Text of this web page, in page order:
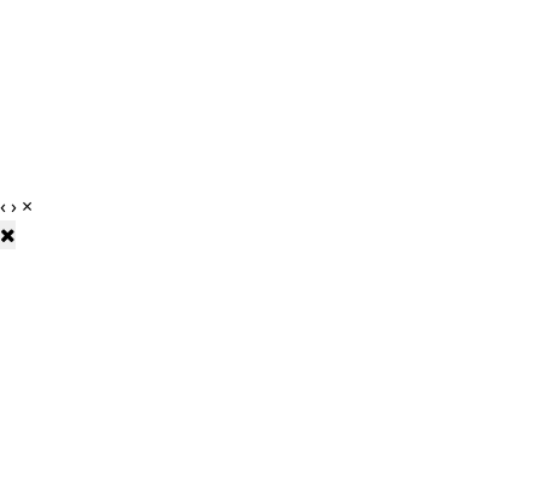
‹› ×